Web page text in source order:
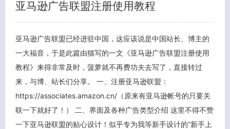
亚马逊广告联盟注册使用教程
亚马逊广告联盟已经进驻中国，这应该说是中国站长、博主的
一大福音，于是此篇由猫写的一文《亚马逊广告联盟注册使用
教程》来得非常及时，菠萝就不再费功夫去写了，直接转过
来，与博、站长们分享。 一、注册亚马逊联盟：
https://associates.amazon.cn/（原来有亚马逊帐号的只要关
联一下就好了！） 二、界面及各种广告类型介绍 这里不得不赞
一下亚马逊联盟的贴心设计！似乎专为我等新手设计的“新手上